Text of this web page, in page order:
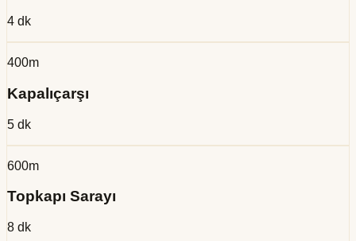
4 dk
400m
Kapalıçarşı
5 dk
600m
Topkapı Sarayı
8 dk